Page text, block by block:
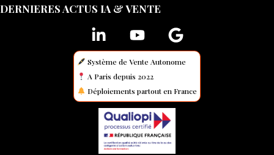
DERNIERES ACTUS IA & VENTE
Système de Vente Autonome
A Paris depuis 2022
Déploiements partout en France